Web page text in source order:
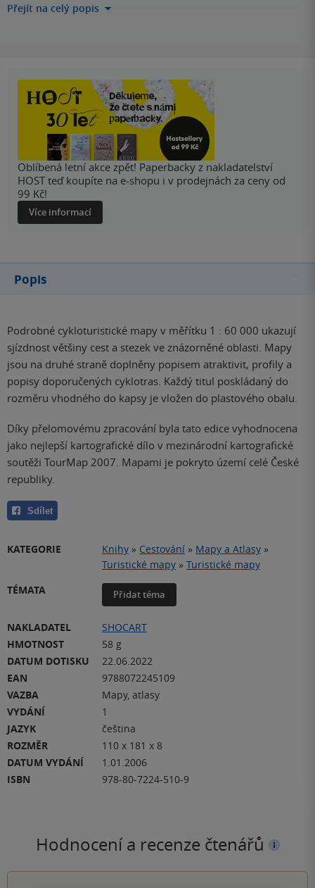
Přejít na celý popis
Oblíbená letní akce zpět! Paperbacky z nakladatelství
HOST teď koupíte na e-shopu i v prodejnách za ceny od
99 Kč!
Více informací
Popis
Podrobné cykloturistické mapy v měřítku 1 : 60 000 ukazují
sjízdnost většiny cest a stezek ve znázorněné oblasti. Mapy
jsou na druhé straně doplněny popisem atraktivit, profily a
popisy doporučených cyklotras. Každý titul poskládaný do
rozměru vhodného do kapsy je vložen do plastového obalu.
Díky přelomovému zpracování byla tato edice vyhodnocena
jako nejlepší kartografické dílo v mezinárodní kartografické
soutěži TourMap 2007. Mapami je pokryto území celé České
republiky.
Sdílet
KATEGORIE Knihy » Cestování » Mapy a Atlasy »
Turistické mapy » Turistické mapy
TÉMATA
Přidat téma
NAKLADATEL
SHOCART
HMOTNOST
58 g
DATUM DOTISKU
22.06.2022
EAN
9788072245109
VAZBA
Mapy, atlasy
VYDÁNÍ
1
JAZYK
čeština
ROZMĚR
110 x 181 x 8
DATUM VYDÁNÍ
1.01.2006
ISBN
978-80-7224-510-9
Hodnocení a recenze čtenářů